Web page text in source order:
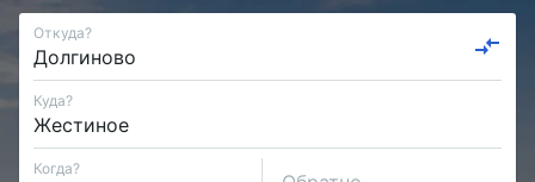
Откуда?
Куда?
Когда?